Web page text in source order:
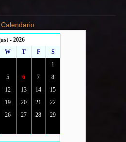
Calendario
- 2026
W T F
S
1
5 6 7
8
12 13 14
15
19 20 21
22
26 27 28
29